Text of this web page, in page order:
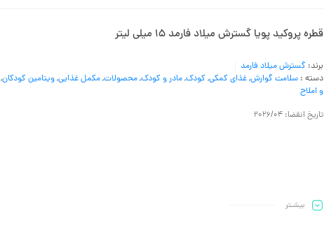
قطره پروکید پویا گسترش میلاد فارمد 15 میلی لیتر
برند: گسترش میلاد فارمد
دسته : سلامت گوارش,غذای کمکی,کودک,مادر و کودک,محصولات,مکمل غذایی,ویتامین کودکان,
و املاح
تاریخ انقضا: 2026/04
بیشـتر